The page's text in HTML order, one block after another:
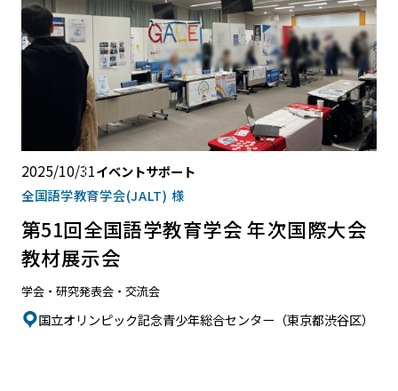
2025/10/31イベントサポート
全国語学教育学会(JALT) 様
第51回全国語学教育学会 年次国際大会
教材展示会
学会・研究発表会・交流会
国立オリンピック記念青少年総合センター（東京都渋谷区）